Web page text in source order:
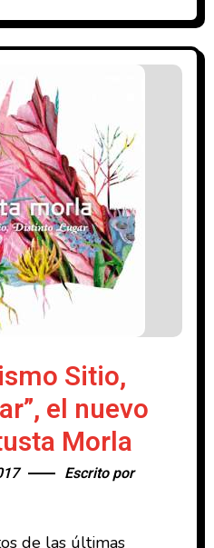
de
Sitio,
el nuevo
Morla
Escrito por
de las últimas